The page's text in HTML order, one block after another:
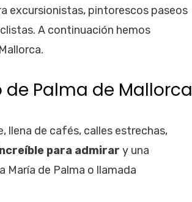
excursionistas, pintorescos paseos
A continuación hemos
Palma de Mallorca
llena de cafés, calles estrechas,
para admirar y una
María de Palma o llamada